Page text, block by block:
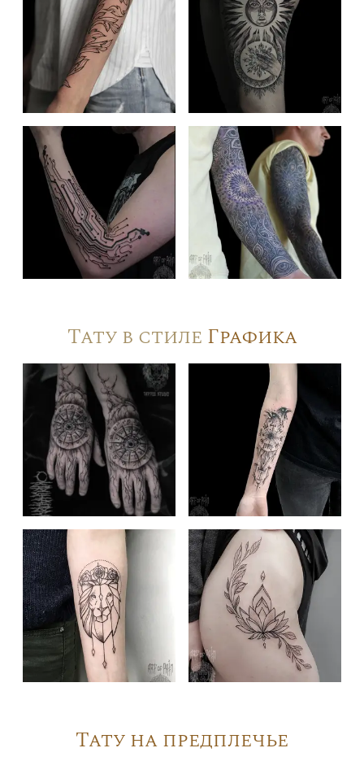
Тату в стиле Графика
Тату на предплечье